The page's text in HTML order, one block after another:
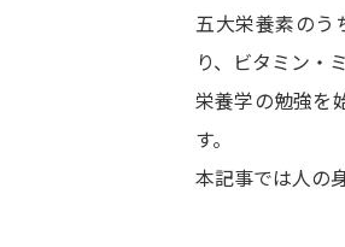
五大栄養素のう
り、ビタミン・
栄養学の勉強を
す。
本記事では人の